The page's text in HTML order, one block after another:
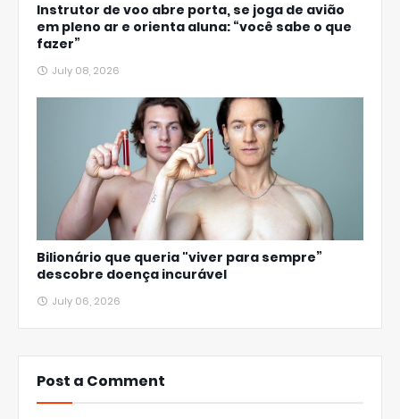
Instrutor de voo abre porta, se joga de avião
em pleno ar e orienta aluna: “você sabe o que
fazer”
July 08, 2026
Bilionário que queria "viver para sempre”
descobre doença incurável
July 06, 2026
Post a Comment